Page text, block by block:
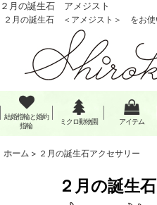
２月の誕生石 アメジスト
２月の誕生石 ＜アメジスト＞ をお使
結婚指輪と婚約
指輪
ミクロ動物園 アイテム
ホーム > ２月の誕生石アクセサリー
２月の誕生